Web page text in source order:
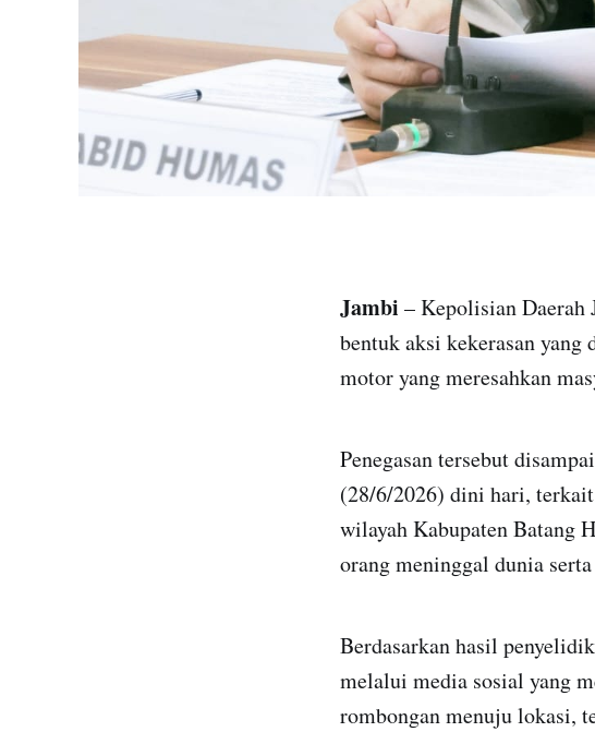
Jambi – Kepolisian Daerah
bentuk aksi kekerasan
motor yang meresahkan
Penegasan tersebut
(28/6/2026) dini hari,
wilayah Kabupaten Batang
orang meninggal dunia
Berdasarkan hasil
melalui media sosial yang
rombongan menuju lokasi,